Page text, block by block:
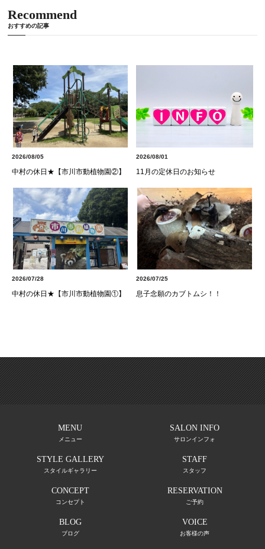
Recommend
おすすめの記事
2026/08/05
中村の休日★【市川市動植物園②】
2026/08/01
11月の定休日のお知らせ
2026/07/28
中村の休日★【市川市動植物園①】
2026/07/25
息子念願のカブトムシ！！
MENU
メニュー
SALON INFO
サロンインフォ
STYLE GALLERY
スタイルギャラリー
STAFF
スタッフ
CONCEPT
コンセプト
RESERVATION
ご予約
BLOG
ブログ
VOICE
お客様の声